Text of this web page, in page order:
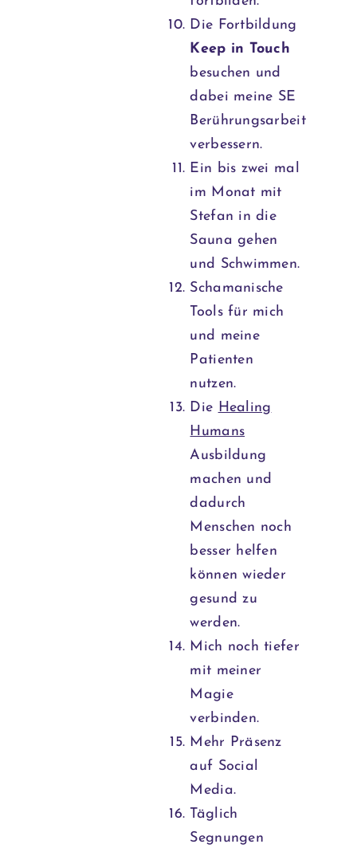
Die Fortbildung
Keep in Touch
besuchen und
dabei meine SE
Berührungsarbeit
verbessern.
Ein bis zwei mal
im Monat mit
Stefan in die
Sauna gehen
und Schwimmen.
Schamanische
Tools für mich
und meine
Patienten
nutzen.
Die Healing
Humans
Ausbildung
machen und
dadurch
Menschen noch
besser helfen
können wieder
gesund zu
werden.
Mich noch tiefer
mit meiner
Magie
verbinden.
Mehr Präsenz
auf Social
Media.
Täglich
Segnungen